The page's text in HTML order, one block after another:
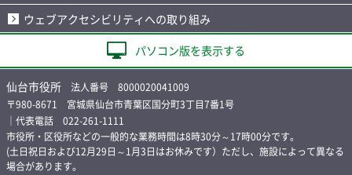
ウェブアクセシビリティへの取り組み
パソコン版を表示する
仙台市役所 法人番号 8000020041009
〒980-8671 宮城県仙台市青葉区国分町3丁目7番1号
｜代表電話 022-261-1111
市役所・区役所などの一般的な業務時間は8時30分～17時00分です。
(土日祝日および12月29日～1月3日はお休みです）ただし、施設によって異なる
場合があります。